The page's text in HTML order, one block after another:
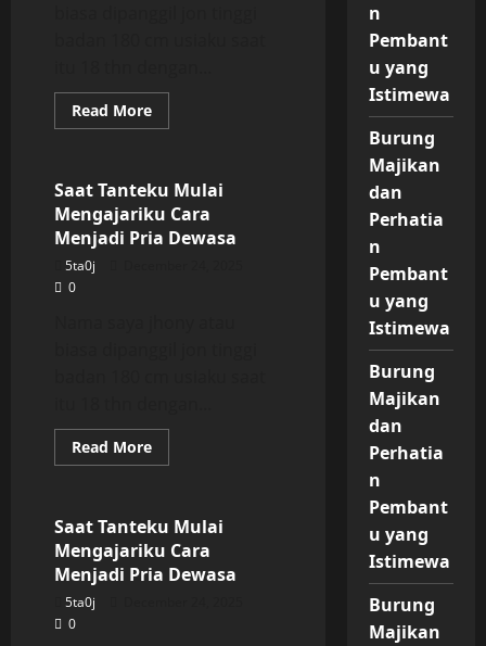
Read MoreRead
more
Mulai
Mengajariku
Cara
Menjadi
Pria
Uncategorized
Saat Tanteku Mulai
Mengajariku Cara
Menjadi Pria Dewasa
5ta0j
0
Read MoreRead
more
Mulai
Mengajariku
Cara
Menjadi
Pria
Uncategorized
Saat Tanteku Mulai
Mengajariku Cara
Menjadi Pria Dewasa
5ta0j
0
n
Pembant
u yang
Istimewa
Burung
Majikan
dan
Perhatia
n
Pembant
u yang
Istimewa
Burung
Majikan
dan
Perhatia
n
Pembant
u yang
Istimewa
Burung
Majikan